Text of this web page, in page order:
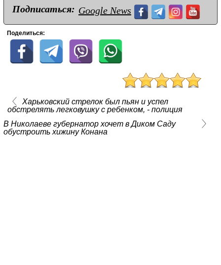
Подписаться: Google News
Поделиться:
Харьковский стрелок был пьян и успел
обстрелять легковушку с ребенком, - полиция
В Николаеве губернатор хочет в Диком Саду
обустроить хижину Конана